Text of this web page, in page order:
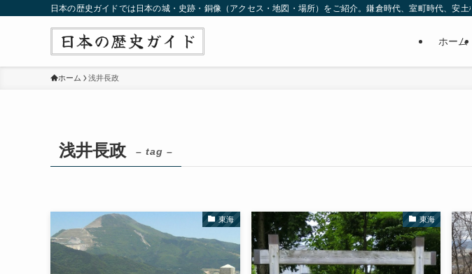
日本の歴史ガイドでは日本の城・史跡・銅像（アクセス・地図・場所）をご紹介。鎌倉時代、室町時代、安
ホーム
ホーム 浅井長政
浅井長政 – tag –
東海 東海